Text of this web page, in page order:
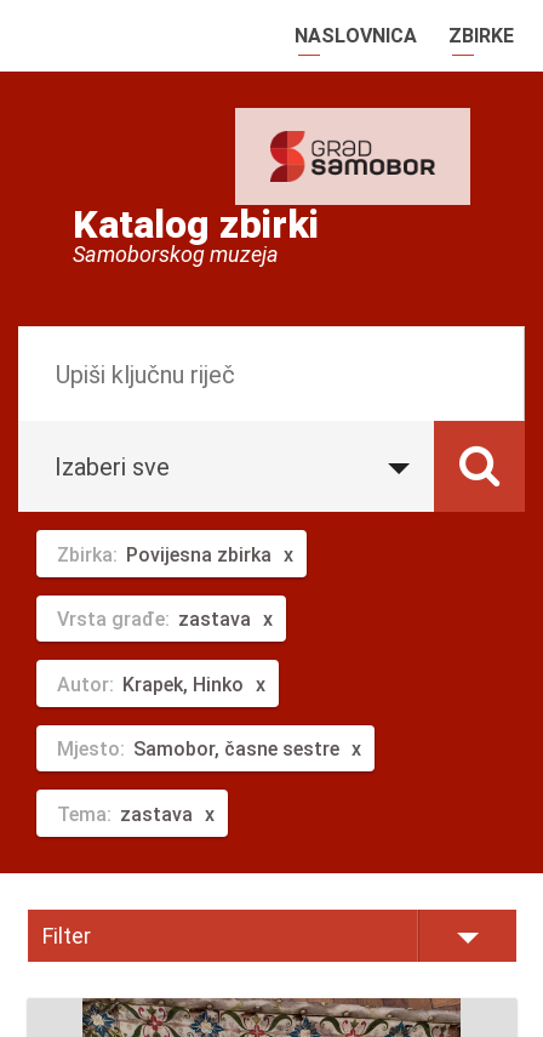
NASLOVNICA ZBIRKE
Katalog zbirki
Samoborskog muzeja
Izaberi sve
Zbirka: Povijesna zbirka
Vrsta građe: zastava
Autor: Krapek, Hinko
Mjesto: Samobor, časne sestre
Tema: zastava
Filter